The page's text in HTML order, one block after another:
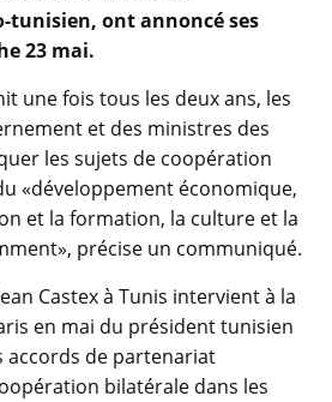
tunisien, ont annoncé ses
23 mai.
une fois tous les deux ans, les
et des ministres des
les sujets de coopération
«développement économique,
et la formation, la culture et la
précise un communiqué.
Castex à Tunis intervient à la
en mai du président tunisien
accords de partenariat
bilatérale dans les